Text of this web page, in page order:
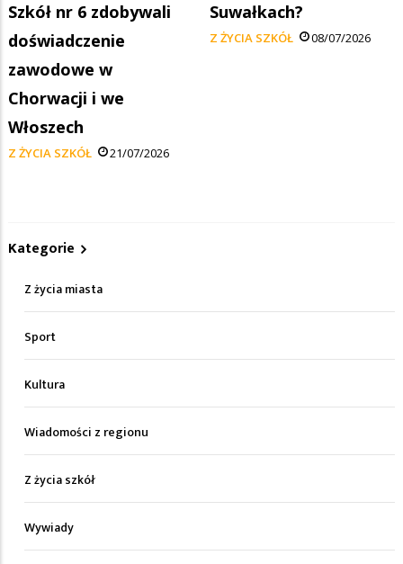
Szkół nr 6 zdobywali
doświadczenie
zawodowe w
Chorwacji i we
Włoszech
Z ŻYCIA SZKÓŁ 21/07/2026
Suwałkach?
Z ŻYCIA SZKÓŁ 08/07/2026
Kategorie
Z życia miasta
Sport
Kultura
Wiadomości z regionu
Z życia szkół
Wywiady